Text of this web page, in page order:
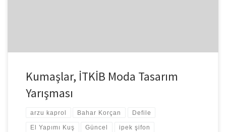
Kumaşlar, İTKİB Moda Tasarım
Yarışması
arzu kaprol Bahar Korçan Defile
El Yapımı Kuş Güncel ipek şifon